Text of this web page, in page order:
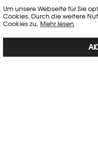
Um unsere Webseite für Sie
Cookies. Durch die weitere
Cookies zu. Mehr lesen
Darabi (2025), Debi Cornwall
(2019), Matthias Bruggmann
mit Parmigiani Fleurier
PODCAST